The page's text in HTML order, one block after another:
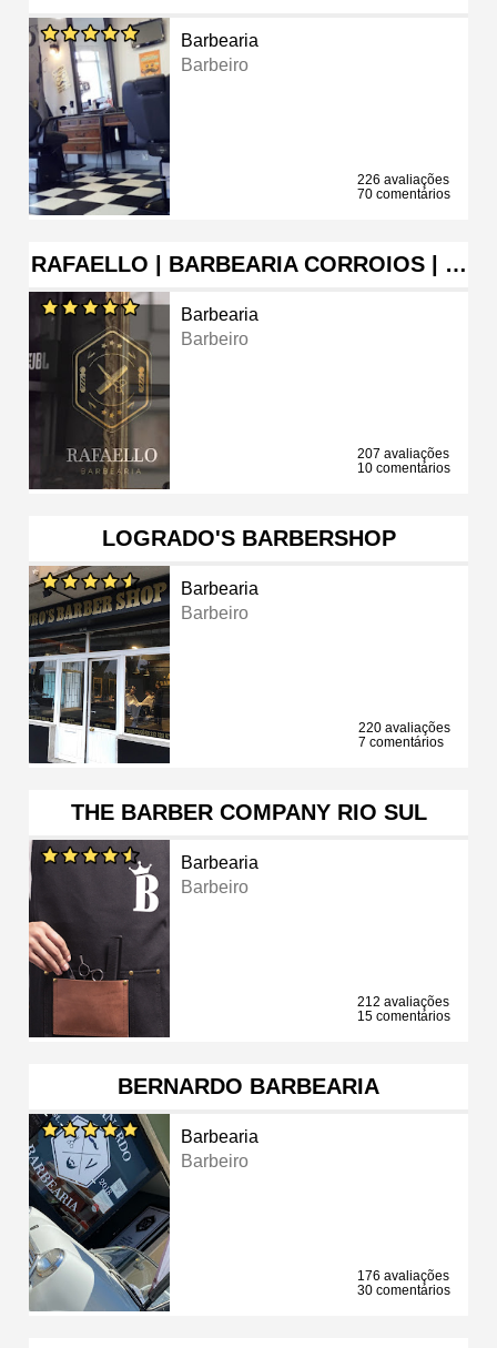
Barbearia
Barbeiro
226 avaliações
70 comentários
RAFAELLO | BARBEARIA CORROIOS | …
Barbearia
Barbeiro
207 avaliações
10 comentários
LOGRADO'S BARBERSHOP
Barbearia
Barbeiro
220 avaliações
7 comentários
THE BARBER COMPANY RIO SUL
Barbearia
Barbeiro
212 avaliações
15 comentários
BERNARDO BARBEARIA
Barbearia
Barbeiro
176 avaliações
30 comentários